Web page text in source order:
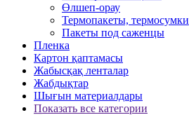
Өлшеп-орау
Термопакеты, термосумки
Пакеты под саженцы
Пленка
Картон қаптамасы
Жабысқақ ленталар
Жабдықтар
Шығын материалдары
Показать все категории